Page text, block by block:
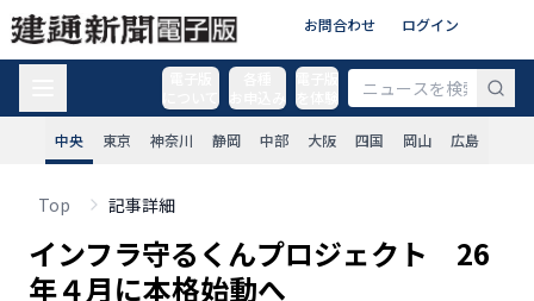
お問合わせ ログイン
電子版
中央 東京 神奈川 静岡 中部 大阪 四国 岡山 広島
Top 記事詳細
インフラ守るくんプロジェクト 26
年４月に本格始動へ